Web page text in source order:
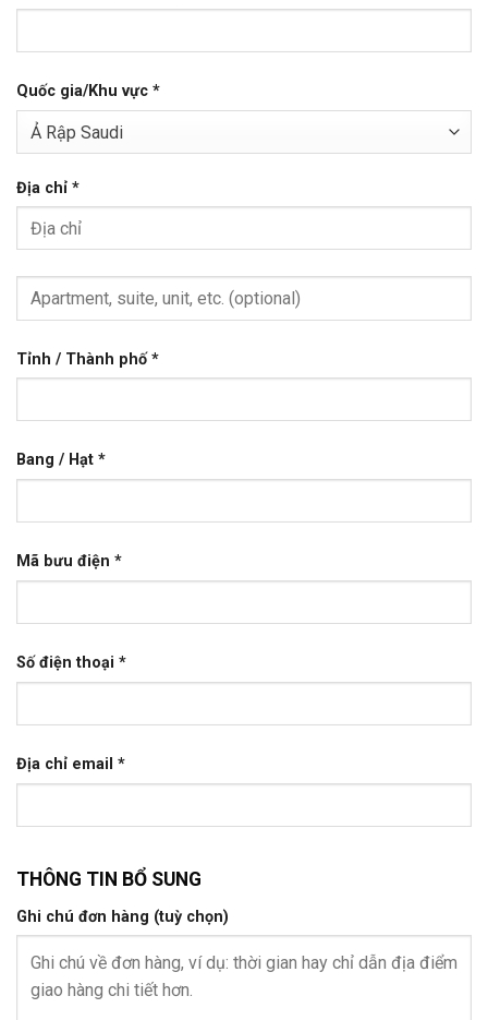
Quốc gia/Khu vực *
Ả Rập Saudi
Địa chỉ *
Tỉnh / Thành phố *
Bang / Hạt *
Mã bưu điện *
Số điện thoại *
Địa chỉ email *
THÔNG TIN BỔ SUNG
Ghi chú đơn hàng (tuỳ chọn)